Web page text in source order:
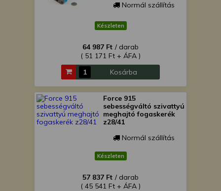
Normál szállítás
Készleten
64 987 Ft / darab
( 51 171 Ft + ÁFA )
Kosárba
Force 915
sebességváltó szivattyú
meghajtó fogaskerék
z28/41
Normál szállítás
Készleten
57 837 Ft / darab
( 45 541 Ft + ÁFA )